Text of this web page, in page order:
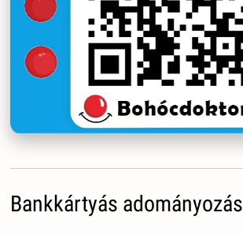
Bankkártyás adományozás